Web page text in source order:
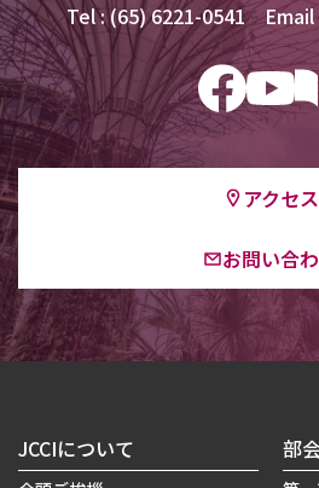
Tel : (65) 6221-0541 Email
アクセス
お問い合
JCCIについて 部